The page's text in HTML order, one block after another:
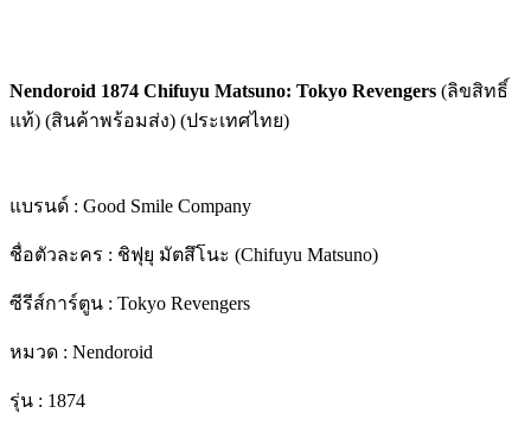
Nendoroid 1874 Chifuyu Matsuno: Tokyo Revengers (ลิขสิทธิ์
แท้) (สินค้าพร้อมส่ง) (ประเทศไทย)
แบรนด์ : Good Smile Company
ชื่อตัวละคร : ชิฟุยุ มัตสึโนะ (Chifuyu Matsuno)
ซีรีส์การ์ตูน : Tokyo Revengers
หมวด : Nendoroid
รุ่น : 1874